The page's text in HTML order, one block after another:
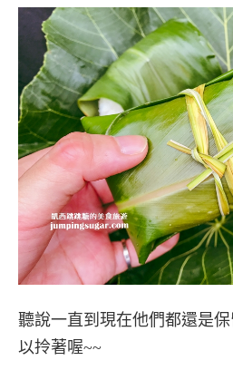
聽說一直到現在他們都還是
以拎著喔~~